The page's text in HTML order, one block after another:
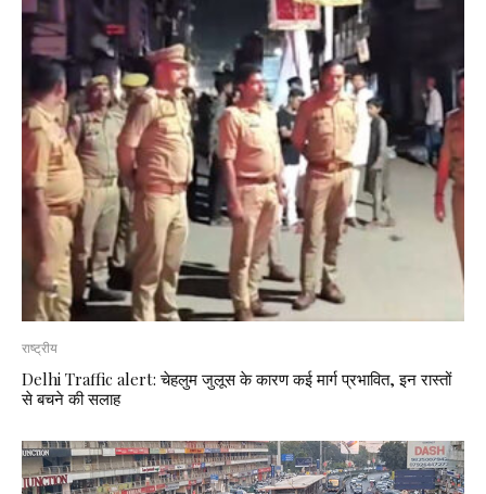
राष्ट्रीय
Delhi Traffic alert: चेहलुम जुलूस के कारण कई मार्ग प्रभावित, इन रास्तों
से बचने की सलाह